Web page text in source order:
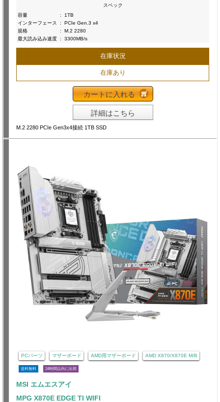
スペック
容量
:
1TB
インターフェース
:
PCIe Gen.3 x4
規格
:
M.2 2280
最大読み込み速度 : 3300MB/s
在庫状況
在庫あり
カートに入れる
詳細はこちら
M.2 2280 PCIe Gen3x4接続 1TB SSD
PCパーツ マザーボード AMD用マザーボード AMD X870/X870E M/B
送料無料 24時間以内に出荷
MSI エムエスアイ
MPG X870E EDGE TI WIFI